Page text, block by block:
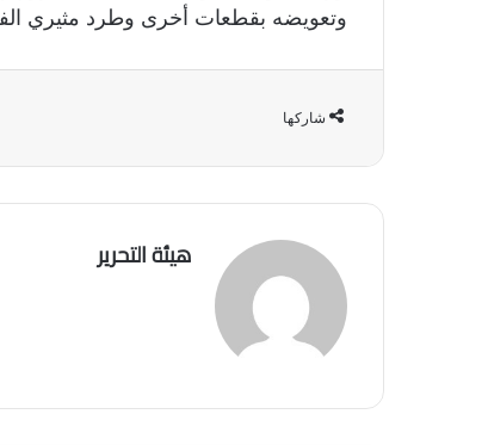
وتعويضه بقطعات أخرى وطرد مثيري
شاركها
هيئة التحرير